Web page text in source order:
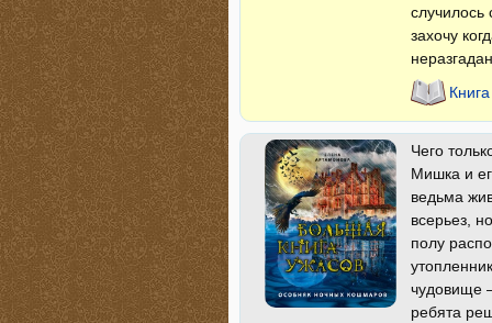
захочу
Чего
Мишка и
ведьма
всерьез,
полу
чудовище
ребята